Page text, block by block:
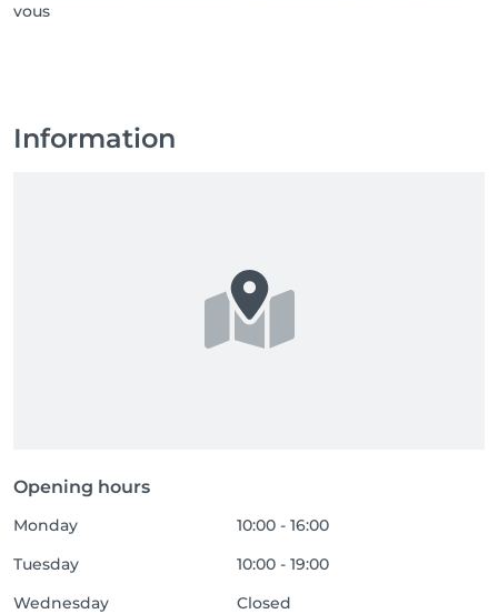
vous
Information
Opening hours
Monday
10:00 - 16:00
Tuesday
10:00 - 19:00
Wednesday
Closed